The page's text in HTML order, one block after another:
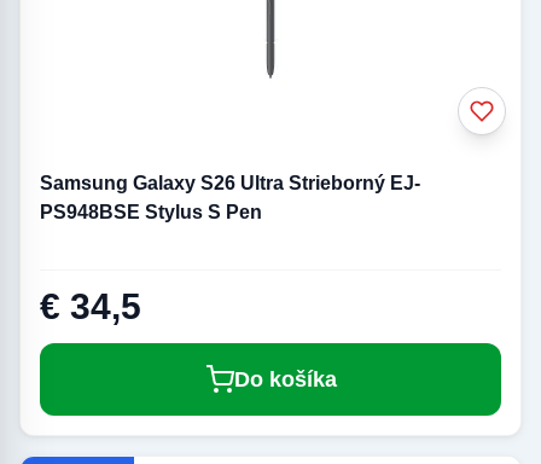
Samsung Galaxy S26 Ultra Strieborný EJ-
PS948BSE Stylus S Pen
€ 34,5
Do košíka